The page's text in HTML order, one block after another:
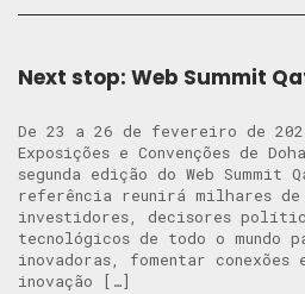
Next stop: Web Summit
De 23 a 26 de fevereiro de
Exposições e Convenções de
segunda edição do Web Summit
referência reunirá milhares de
investidores, decisores
tecnológicos de todo o mundo
inovadoras, fomentar
inovação […]